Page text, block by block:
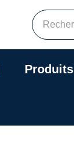
Produits